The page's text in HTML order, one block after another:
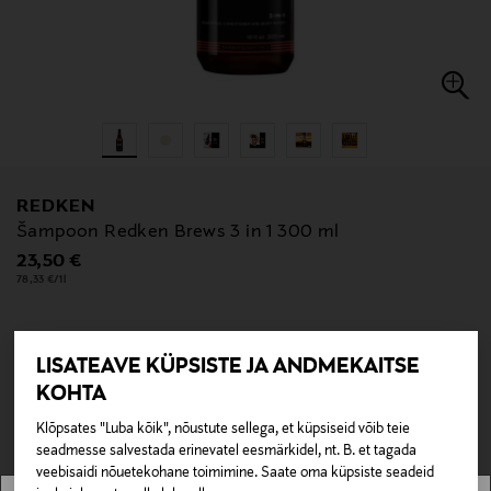
LISATEAVE KÜPSISTE JA ANDMEKAITSE
KOHTA
Klõpsates "Luba kõik", nõustute sellega, et küpsiseid võib teie
seadmesse salvestada erinevatel eesmärkidel, nt. B. et tagada
veebisaidi nõuetekohane toimimine. Saate oma küpsiste seadeid
REDKEN
Šampoon Redken Brews 3 in 1 300 ml
Original Price
23,50 €
78,33 €/1l
Pole saadaval kaubamajas ja veebipoes.
LÄBIMÜÜDUD
null
null